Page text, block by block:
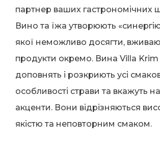
партнер ваших гастрономічних
Вино та їжа утворюють
якої неможливо досягти,
продукти окремо. Вина Villa Krim
доповнять і розкриють усі
особливості страви та вкажуть на
акценти. Вони відрізняються
якістю та неповторним смаком.